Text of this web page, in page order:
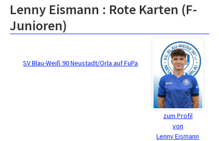
Lenny Eismann : Rote Karten (F-
Junioren)
zum Profil
von
Lenny Eismann
SV Blau-Weiß 90 Neustadt/Orla auf FuPa